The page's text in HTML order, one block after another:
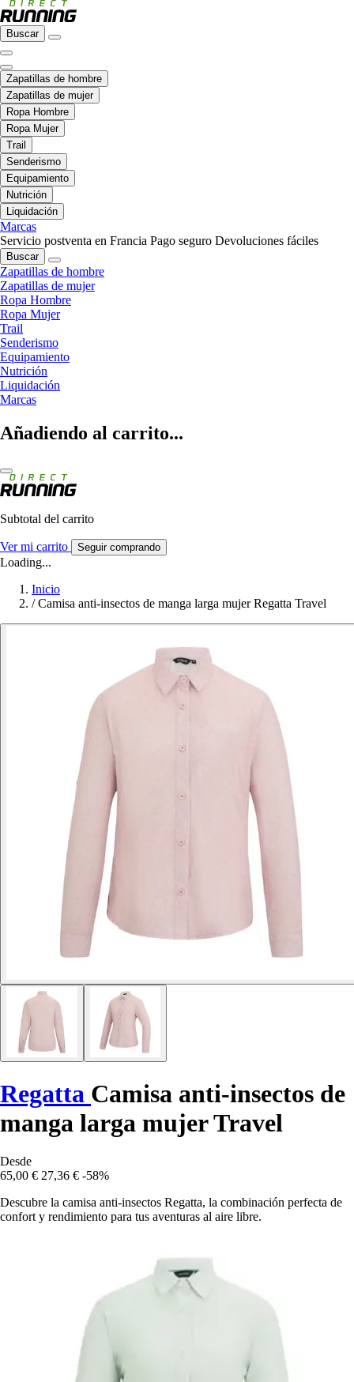
Buscar
Zapatillas de hombre
Zapatillas de mujer
Ropa Hombre
Ropa Mujer
Trail
Senderismo
Equipamiento
Nutrición
Liquidación
Marcas
Servicio postventa en Francia Pago seguro Devoluciones fáciles
Buscar
Zapatillas de hombre
Zapatillas de mujer
Ropa Hombre
Ropa Mujer
Trail
Senderismo
Equipamiento
Nutrición
Liquidación
Marcas
Añadiendo al carrito...
Subtotal del carrito
Ver mi carrito Seguir comprando
Loading...
Inicio
/ Camisa anti-insectos de manga larga mujer Regatta Travel
Regatta Camisa anti-insectos de
manga larga mujer Travel
Desde
65,00 € 27,36 € -58%
Descubre la camisa anti-insectos Regatta, la combinación perfecta de
confort y rendimiento para tus aventuras al aire libre.